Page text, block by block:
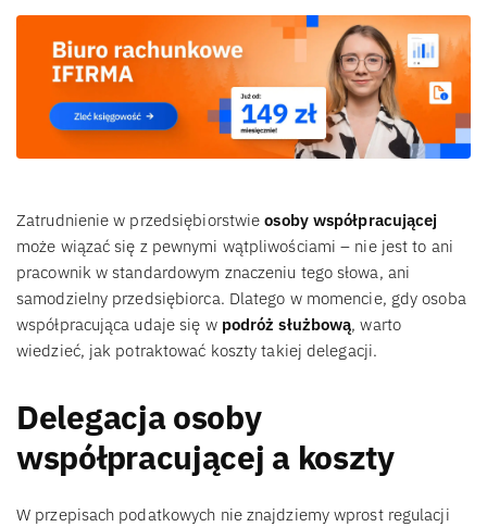
Zatrudnienie w przedsiębiorstwieosoby współpracującej
może wiązać się z pewnymi wątpliwościami – nie jest to ani
pracownik w standardowym znaczeniu tego słowa, ani
samodzielny przedsiębiorca. Dlatego w momencie, gdy osoba
współpracująca udaje się w podróż służbową, warto
wiedzieć, jak potraktować koszty takiej delegacji.
Delegacja osoby
współpracującej a koszty
W przepisach podatkowych nie znajdziemy wprost regulacji